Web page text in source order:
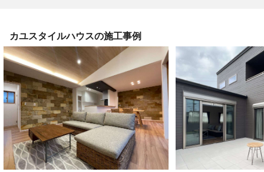
カユスタイルハウスの施工事例